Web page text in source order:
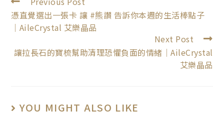
憑直覺選出一張卡 讓 #熊讚 告訴你本週的生活棒點子
｜AileCrystal 艾樂晶品
Next Post
讓拉長石的寶梳幫助清理恐懼負面的情緒｜AileCrystal
艾樂晶品
YOU MIGHT ALSO LIKE